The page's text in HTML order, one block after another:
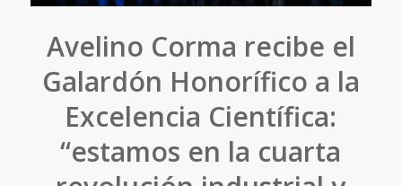
Avelino Corma recibe el
Galardón Honorífico a la
Excelencia Científica:
“estamos en la cuarta